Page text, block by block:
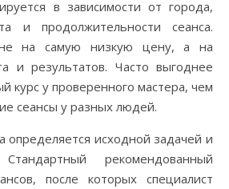
в зависимости от города,
и продолжительности сеанса.
на самую низкую цену, а на
и результатов. Часто выгоднее
курс у проверенного мастера, чем
сеансы у разных людей.
определяется исходной задачей и
рекомендованный
после которых специалист